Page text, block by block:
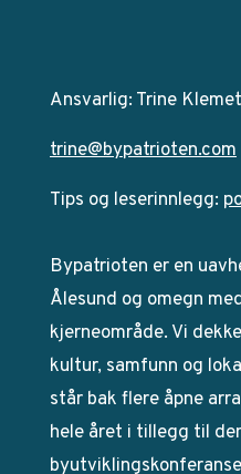
Ansvarlig: Trine
trine@bypatrioten.com
Tips og leserinnlegg:
Bypatrioten er en
Ålesund og omegn
kjerneområde. Vi
kultur, samfunn og
står bak flere åpne
hele året i tillegg til